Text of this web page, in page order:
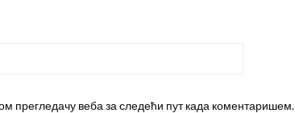
прегледачу веба за следећи пут када коментаришем.